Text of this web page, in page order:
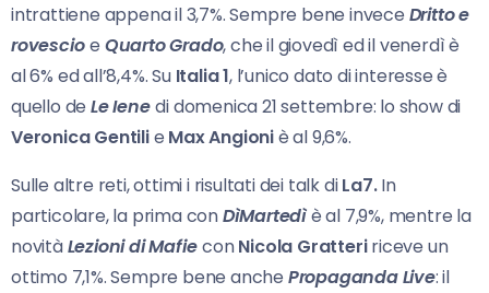
intrattiene appena il 3,7%. Sempre bene invece Dritto e
rovescio e Quarto Grado, che il giovedì ed il venerdì è
al 6% ed all’8,4%. Su Italia 1, l’unico dato di interesse è
quello de Le Iene di domenica 21 settembre: lo show di
Veronica Gentilie Max Angioniè al 9,6%.
Sulle altre reti, ottimi i risultati dei talk diLa7.In
particolare, la prima conDìMartedìè al 7,9%, mentre la
novitàLezioni di Mafie conNicola Gratteririceve un
ottimo 7,1%. Sempre bene anche Propaganda Live: il